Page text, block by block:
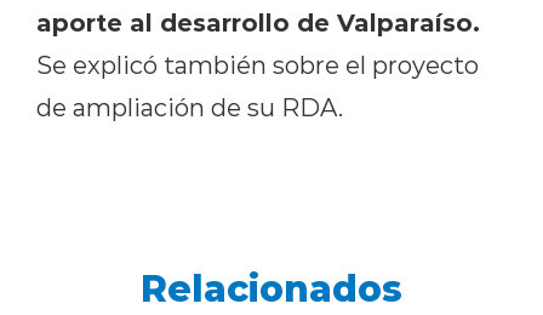
aporte al desarrollo de Valparaíso.
Se explicó también sobre el proyecto
de ampliación de su RDA.
Relacionados